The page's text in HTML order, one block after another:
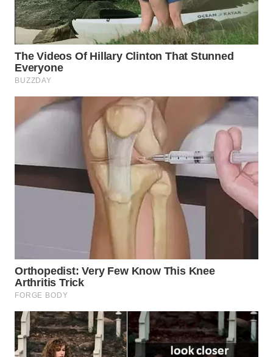
WN
PRIANGAN
TIMUR
WN
WN
BOROBUDUR
WN
SURABAYA
NATUNA
WN